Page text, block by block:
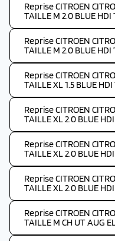
Reprise CITROEN
TAILLE M 2.0 BLUE HDI
Reprise CITROEN
TAILLE M 2.0 BLUE
Reprise CITROEN
TAILLE XL 1.5 BLUE
Reprise CITROEN
TAILLE XL 2.0 BLUE
Reprise CITROEN
TAILLE XL 2.0 BLUE
Reprise CITROEN
TAILLE XL 2.0 BLUE
Reprise CITROEN
TAILLE M CH UT AUG